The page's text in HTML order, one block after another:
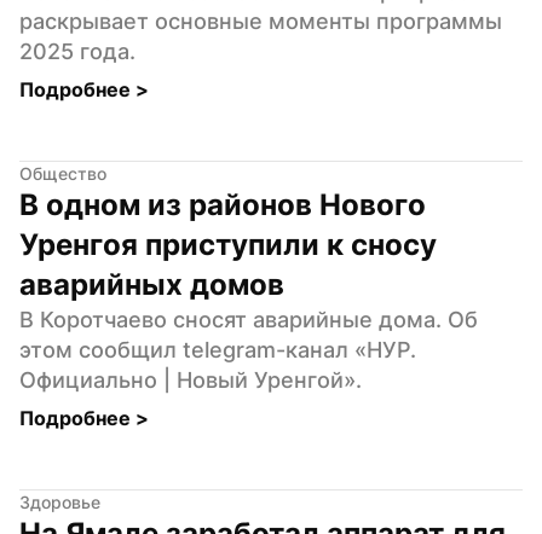
раскрывает основные моменты программы
2025 года.
Подробнее >
Общество
В одном из районов Нового
Уренгоя приступили к сносу
аварийных домов
В Коротчаево сносят аварийные дома. Об
этом сообщил telegram-канал «НУР.
Официально | Новый Уренгой».
Подробнее >
Здоровье